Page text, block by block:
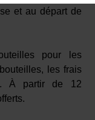
et au départ de
pour les
les frais
À partir de 12